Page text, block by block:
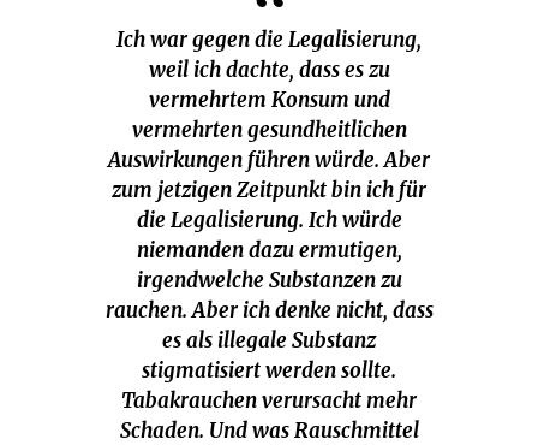
Ich war gegen die Legalisierung,
weil ich dachte, dass es zu
vermehrtem Konsum und
vermehrten gesundheitlichen
Auswirkungen führen würde. Aber
zum jetzigen Zeitpunkt bin ich für
die Legalisierung. Ich würde
niemanden dazu ermutigen,
irgendwelche Substanzen zu
rauchen. Aber ich denke nicht, dass
es als illegale Substanz
stigmatisiert werden sollte.
Tabakrauchen verursacht mehr
Schaden. Und was Rauschmittel